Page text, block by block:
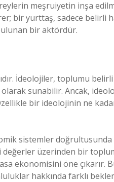
meşruiyetin inşa
bir yurttaş, sadece belirli
bir aktördür.
İdeolojiler, toplumu
sunabilir. Ancak,
bir ideolojinin ne
sistemler
üzerinden bir
ekonomisini öne çıkarır.
hakkında farklı